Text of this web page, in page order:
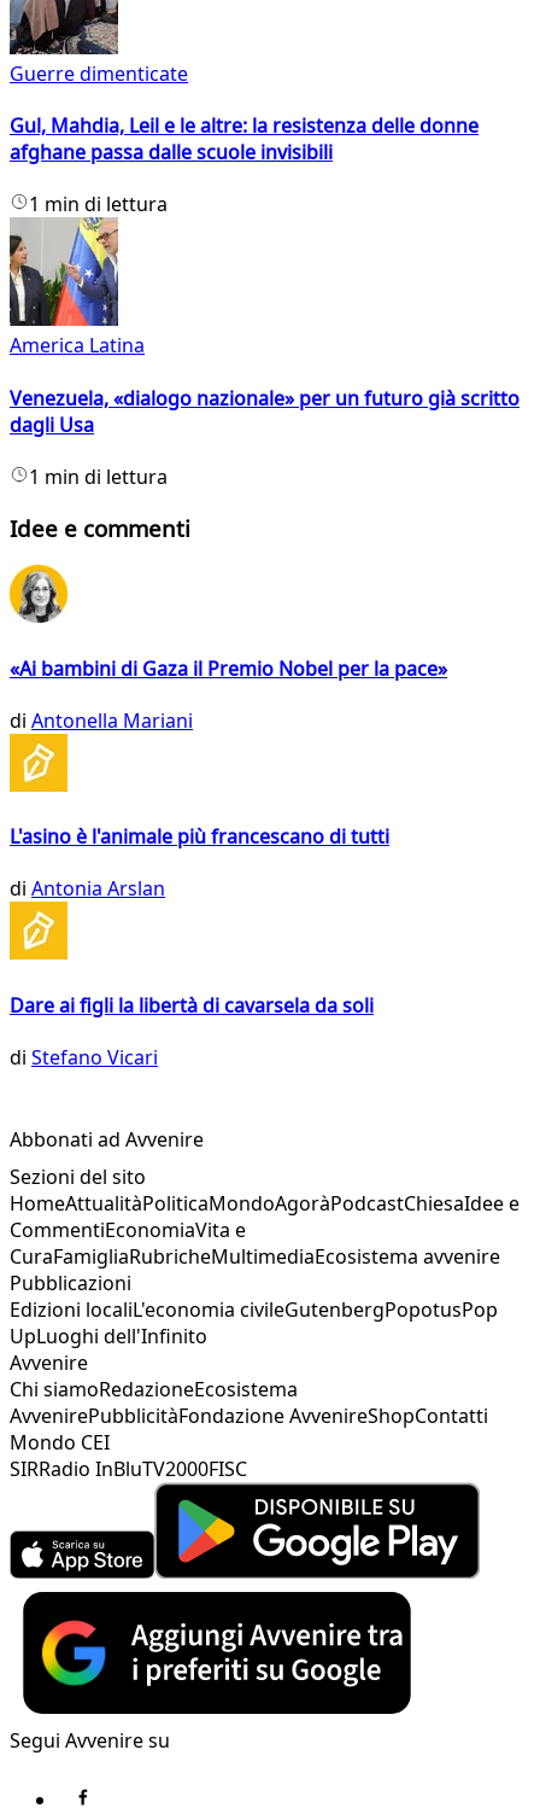
Guerre dimenticate
Gul, Mahdia, Leil e le altre: la resistenza delle donne
afghane passa dalle scuole invisibili
1 min di lettura
America Latina
Venezuela, «dialogo nazionale» per un futuro già scritto
dagli Usa
1 min di lettura
Idee e commenti
«Ai bambini di Gaza il Premio Nobel per la pace»
di Antonella Mariani
L'asino è l'animale più francescano di tutti
di Antonia Arslan
Dare ai figli la libertà di cavarsela da soli
di Stefano Vicari
Abbonati ad Avvenire
Sezioni del sito
HomeAttualitàPoliticaMondoAgoràPodcastChiesaIdee e
CommentiEconomiaVita e
CuraFamigliaRubricheMultimediaEcosistema avvenire
Pubblicazioni
Edizioni localiL'economia civileGutenbergPopotusPop
UpLuoghi dell'Infinito
Avvenire
Chi siamoRedazioneEcosistema
AvvenirePubblicitàFondazione AvvenireShopContatti
Mondo CEI
SIRRadio InBluTV2000FISC
Segui Avvenire su